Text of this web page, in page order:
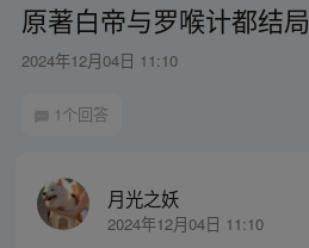
原著白帝与罗喉计都结局
2024年12月04日 11:10
1个回答
月光之妖
2024年12月04日 11:10